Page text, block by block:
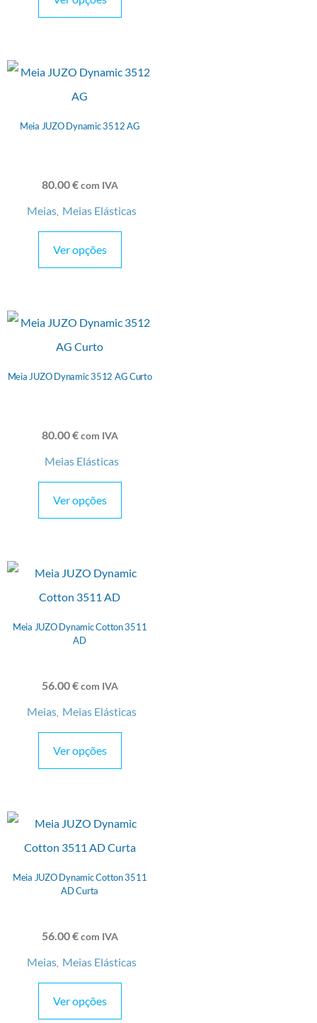
Meia JUZO Dynamic 3512 AG
80.00€ com IVA
Meias, Meias Elásticas
Ver opções
Meia JUZO Dynamic 3512 AG Curto
80.00€ com IVA
Meias Elásticas
Ver opções
Meia JUZO Dynamic Cotton 3511
AD
56.00€ com IVA
Meias, Meias Elásticas
Ver opções
Meia JUZO Dynamic Cotton 3511
AD Curta
56.00€ com IVA
Meias, Meias Elásticas
Ver opções